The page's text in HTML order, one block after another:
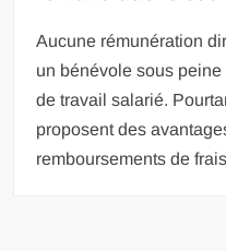
Aucune rémunération
un bénévole sous
de travail salarié.
proposent des
remboursements de frais